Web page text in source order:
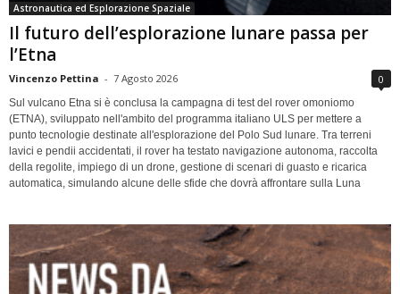
Astronautica ed Esplorazione Spaziale
Il futuro dell’esplorazione lunare passa per
l’Etna
Vincenzo Pettina - 7 Agosto 2026 0
Sul vulcano Etna si è conclusa la campagna di test del rover omoniomo
(ETNA), sviluppato nell'ambito del programma italiano ULS per mettere a
punto tecnologie destinate all'esplorazione del Polo Sud lunare. Tra terreni
lavici e pendii accidentati, il rover ha testato navigazione autonoma, raccolta
della regolite, impiego di un drone, gestione di scenari di guasto e ricarica
automatica, simulando alcune delle sfide che dovrà affrontare sulla Luna